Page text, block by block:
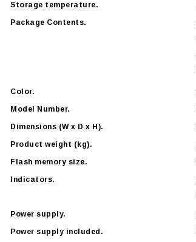
Storage temperature.
Package Contents.
Color.
Model Number.
Dimensions (W x D x H).
Product weight (kg).
Flash memory size.
Indicators.
Power supply.
Power supply included.